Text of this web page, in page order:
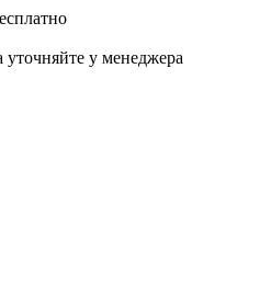
уточняйте у менеджера